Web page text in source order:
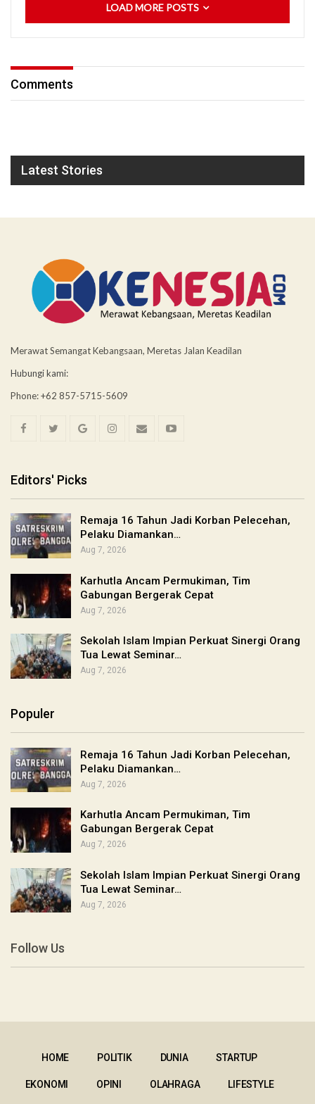
LOAD MORE POSTS
Comments
Latest Stories
Merawat Semangat Kebangsaan, Meretas Jalan Keadilan
Hubungi kami:
Phone: +62 857-5715-5609
Editors' Picks
Remaja 16 Tahun Jadi Korban Pelecehan,
Pelaku Diamankan…
Aug 7, 2026
Karhutla Ancam Permukiman, Tim
Gabungan Bergerak Cepat
Aug 7, 2026
Sekolah Islam Impian Perkuat Sinergi Orang
Tua Lewat Seminar…
Aug 7, 2026
Populer
Remaja 16 Tahun Jadi Korban Pelecehan,
Pelaku Diamankan…
Aug 7, 2026
Karhutla Ancam Permukiman, Tim
Gabungan Bergerak Cepat
Aug 7, 2026
Sekolah Islam Impian Perkuat Sinergi Orang
Tua Lewat Seminar…
Aug 7, 2026
Follow Us
HOME POLITIK DUNIA STARTUP
EKONOMI OPINI OLAHRAGA LIFESTYLE